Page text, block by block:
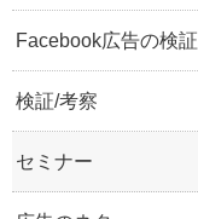
Facebook広告の検証
検証/考察
セミナー